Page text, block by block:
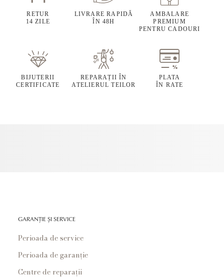
RETUR
14 ZILE
LIVRARE RAPIDĂ
ÎN 48H
AMBALARE
PREMIUM
PENTRU CADOURI
BIJUTERII
CERTIFICATE
REPARAȚII ÎN
ATELIERUL TEILOR
PLATA
ÎN RATE
GARANȚIE ȘI SERVICE
Perioada de service
Perioada de garanție
Centre de reparații